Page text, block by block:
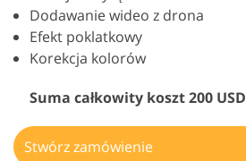
Dodawanie wideo z drona
Efekt poklatkowy
Korekcja kolorów
Suma całkowity koszt 200 USD
Stwórz zamówienie